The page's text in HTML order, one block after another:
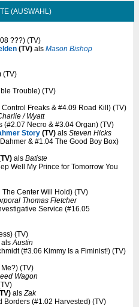
(AUSWAHL)
???) (TV)
(TV) als Mason Bishop
(TV)
Trouble) (TV)
Freaks & #4.09 Road Kill) (TV)
/ Wyatt
(#2.07 Necro & #3.04 Organ) (TV)
Story (TV) als Steven Hicks
& #1.04 The Good Boy Box)
als Batiste
Well My Prince for Tomorrow You
Center Will Hold) (TV)
Thomas Fletcher
Service (#16.05
(TV)
alsAustin
(#3.06 Kimmy Is a Fiminist!) (TV)
(TV)
Wagon
alsZak
Borders (#1.02 Harvested) (TV)